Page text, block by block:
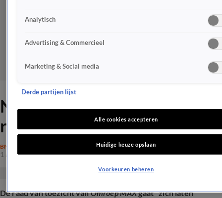
Nieuwe wending in soap
rond Jan Slagter en Eus
BN'ERS
1 aug 2025, 13:04
De raad van toezicht vanOmroep MAXgaat "zich laten
Analytisch
Advertising & Commercieel
Marketing & Social media
Derde partijen lijst
Alle cookies accepteren
Huidige keuze opslaan
Voorkeuren beheren